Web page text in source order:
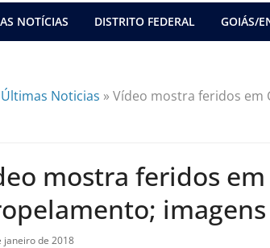
NOTÍCIAS DISTRITO FEDERAL GOIÁS/
Últimas Noticias »Vídeo mostra feridos em
mostra feridos
janeiro de 2018